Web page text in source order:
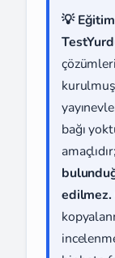
💡
bağı
amaçlıdır;
edilmez.